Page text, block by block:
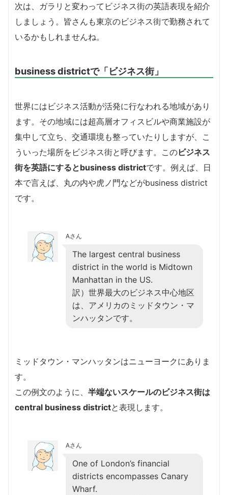
次は、ガラリと変わってビジネス街の英語表現を紹介
しましょう。皆さんも東京のビジネス街で勤務されて
いるかもしれませんね。
business districtで「ビジネス街」
世界にはビジネス活動が活発に行なわれる地域があり
ます。その地域には超高層オフィスビルや商業施設が
集中して立ち、交通環境も整っていたりしますが、こ
ういった場所をビジネス街と呼びます。このビジネス
街を英語にするとbusiness districtです。例えば、日
本で言えば、丸の内や虎ノ門などがbusiness district
です。
Aさん
The largest central business
district in the world is Midtown
Manhattan in the US.
訳）世界最大のビジネス中心地区
は、アメリカのミッドタウン・マ
ンハッタンです。
ミッドタウン・マンハッタンはニューヨークにありま
す。
この例文のように、 半端ないスケールのビジネス街は
central business districtと表現します。
Aさん
One of London’s financial
districts encompasses Canary
Wharf.